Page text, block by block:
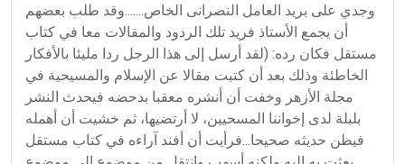
وجدي على بريد العامل النصرانى الخاص.......وقد طلب بعضهم
أن يجمع الأستاذ فريد تلك الردود والمقالات معا في كتاب
مستقل فكان رده: (لقد أرسل إلى هذا الرجل ردا مليئا بالأفكار
الخاطئة وذلك بعد أن كتبت مقالا عن الإسلام والمسيحية في
مجلة الأزهر وخفت أن أنشره معقبا بدحضه فيحدث النشر
بلبلة لدى إخواننا المسحيين، لا أرتضيها، ثم خشيت أن أهمله
فيظن حديثه صحيحا...فرأيت أن أفند آراءه في كتاب مستقل